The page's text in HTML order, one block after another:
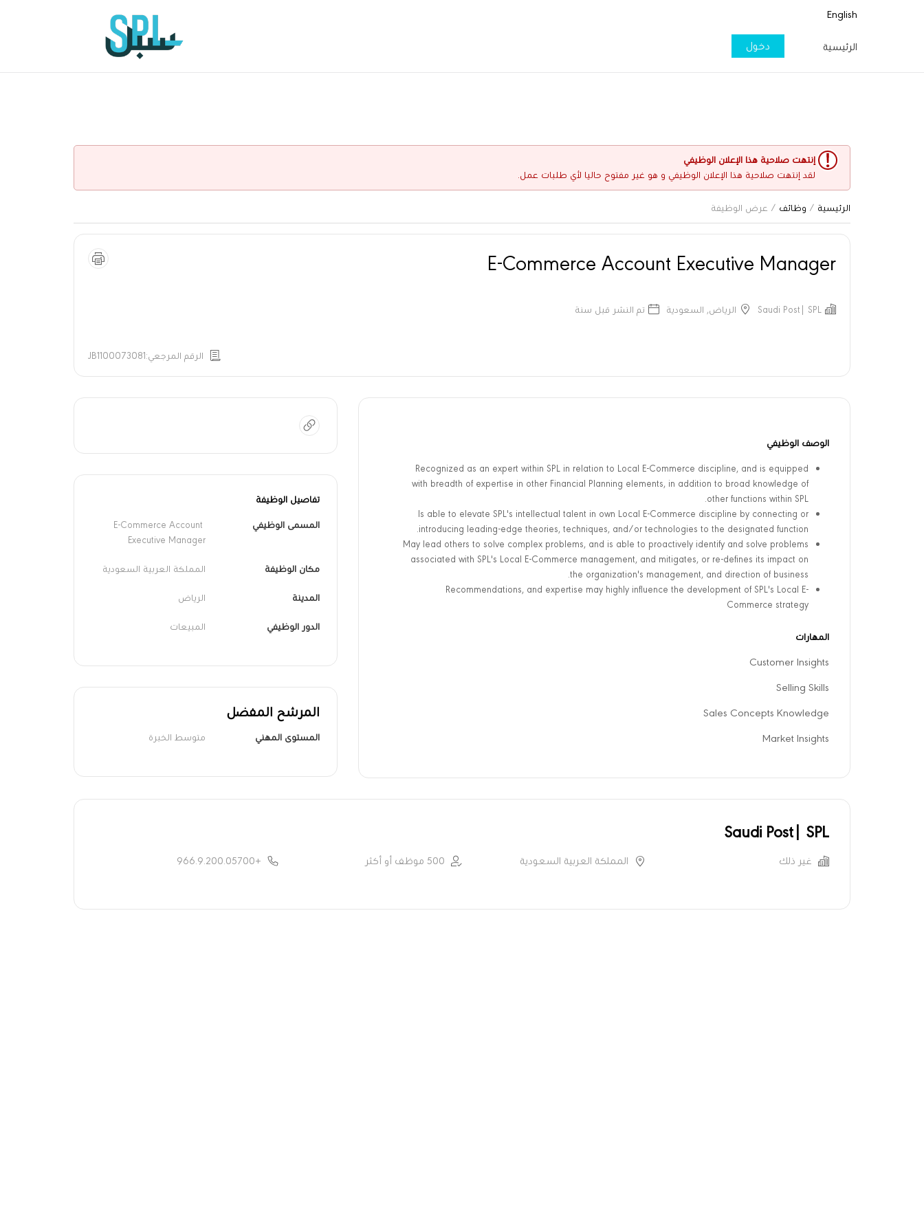
English
الرئيسية دخول
إنتهت صلاحية هذا الإعلان الوظيفي
لقد إنتهت صلاحية هذا الإعلان الوظيفي و هو غير مفتوح حاليا لأي طلبات عمل.
الرئيسية / وظائف / عرض الوظيفة
E-Commerce Account Executive Manager
Saudi Post| SPL الرياض, السعودية تم النشر قبل سنة
الرقم المرجعي:JB1100073081
الوصف الوظيفي
Recognized as an expert within SPL in relation to Local E-Commerce discipline, and is equipped
with breadth of expertise in other Financial Planning elements, in addition to broad knowledge of
other functions within SPL.
Is able to elevate SPL's intellectual talent in own Local E-Commerce discipline by connecting or
introducing leading-edge theories, techniques, and/or technologies to the designated function.
May lead others to solve complex problems, and is able to proactively identify and solve problems
associated with SPL's Local E-Commerce management, and mitigates, or re-defines its impact on
the organization's management, and direction of business.
Recommendations, and expertise may highly influence the development of SPL's Local E-
Commerce strategy
المهارات
Customer Insights
Selling Skills
Sales Concepts Knowledge
Market Insights
تفاصيل الوظيفة
المسمى الوظيفي
E-Commerce Account
Executive Manager
مكان الوظيفة المملكة العربية السعودية
المدينة الرياض
الدور الوظيفي المبيعات
المرشح المفضل
المستوى المهني متوسط الخبرة
Saudi Post| SPL
غير ذلك المملكة العربية السعودية 500 موظف أو أكثر +966.9.200.05700